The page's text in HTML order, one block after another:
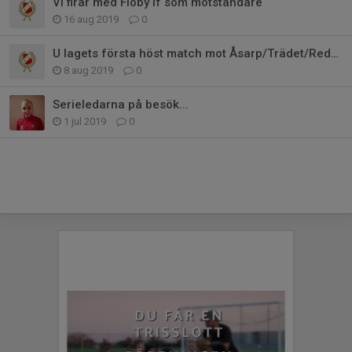
16 aug 2019 0
U lagets första höst match mot Åsarp/Trädet/Redväg
8 aug 2019 0
Serieledarna på besök...
1 jul 2019 0